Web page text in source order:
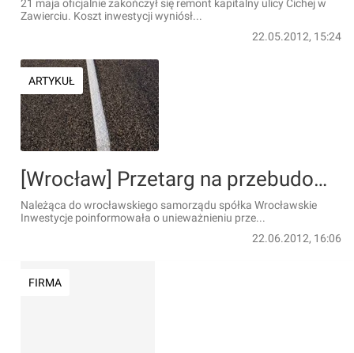
21 maja oficjalnie zakończył się remont kapitalny ulicy Cichej w
Zawierciu. Koszt inwestycji wyniósł...
22.05.2012, 15:24
ARTYKUŁ
[Wrocław] Przetarg na przebudowę ul. Starogroblowej unieważniony
Należąca do wrocławskiego samorządu spółka Wrocławskie
Inwestycje poinformowała o unieważnieniu prze...
22.06.2012, 16:06
FIRMA